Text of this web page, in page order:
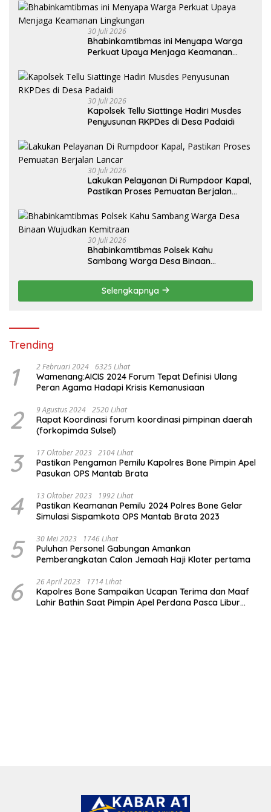
30 Juli 2026
Bhabinkamtibmas ini Menyapa Warga
Perkuat Upaya Menjaga Keamanan
30 Juli 2026
Kapolsek Tellu Siattinge Hadiri Musdes
Penyusunan RKPDes di Desa Padaidi
30 Juli 2026
Lakukan Pelayanan Di Rumpdoor Kapal,
Pastikan Proses Pemuatan Berjalan
30 Juli 2026
Bhabinkamtibmas Polsek Kahu
Sambang Warga Desa Binaan
Selengkapnya
Trending
1 2 Februari 2024 6325 Lihat
Wamenang:AICIS 2024 Forum Tepat Definisi Ulang
Peran Agama Hadapi Krisis Kemanusiaan
2 9 Agustus 2024 2520 Lihat
Rapat Koordinasi forum koordinasi pimpinan daerah
(forkopimda Sulsel)
3 17 Oktober 2023 2104 Lihat
Pastikan Pengaman Pemilu Kapolres Bone Pimpin Apel
Pasukan OPS Mantab Brata
4 13 Oktober 2023 1992 Lihat
Pastikan Keamanan Pemilu 2024 Polres Bone Gelar
Simulasi Sispamkota OPS Mantab Brata 2023
5 30 Mei 2023 1746 Lihat
Puluhan Personel Gabungan Amankan
Pemberangkatan Calon Jemaah Haji Kloter pertama
6 26 April 2023 1714 Lihat
Kapolres Bone Sampaikan Ucapan Terima dan Maaf
Lahir Bathin Saat Pimpin Apel Perdana Pasca Libur